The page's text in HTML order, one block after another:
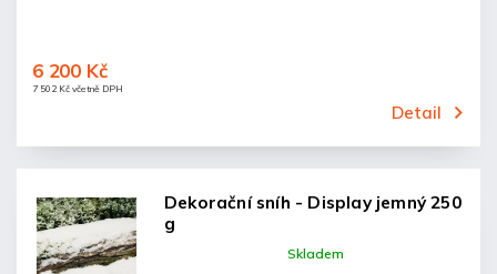
7 502 Kč včetně DPH
6 200 Kč
Detail
Dekorační sníh - Display jemný 250
g
Skladem